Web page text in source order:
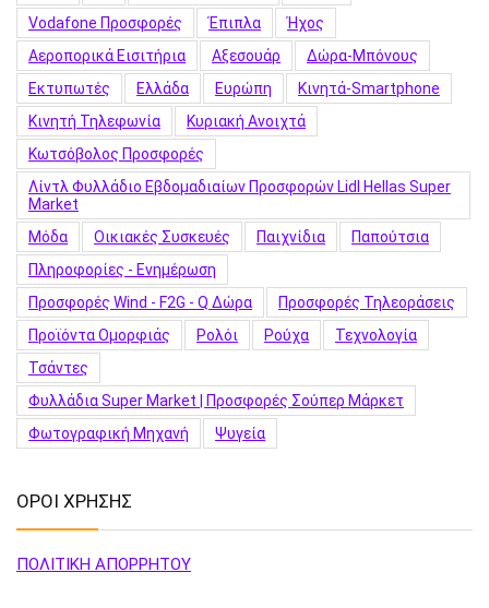
Vodafone Προσφορές
Έπιπλα
Ήχος
Αεροπορικά Εισιτήρια
Αξεσουάρ
Δώρα-Μπόνους
Εκτυπωτές
Ελλάδα Ευρώπη
Κινητά-Smartphone
Κινητή Τηλεφωνία
Κυριακή Ανοιχτά
Κωτσόβολος Προσφορές
Λίντλ Φυλλάδιο Εβδομαδιαίων Προσφορών Lidl Hellas Super
Market
Μόδα
Οικιακές Συσκευές Παιχνίδια
Παπούτσια
Πληροφορίες - Ενημέρωση
Προσφορές Wind - F2G - Q Δώρα
Προσφορές Τηλεοράσεις
Προϊόντα Ομορφιάς
Ρολόι Ρούχα
Τεχνολογία
Τσάντες
Φυλλάδια Super Market | Προσφορές Σούπερ Μάρκετ
Φωτογραφική Μηχανή
Ψυγεία
ΟΡΟΙ ΧΡΗΣΗΣ
ΠΟΛΙΤΙΚΗ ΑΠΟΡΡΗΤΟΥ